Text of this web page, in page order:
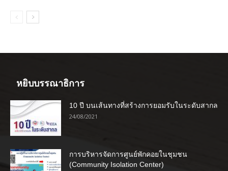
หยิบบรรณาธิการ
10 ปี บนเส้นทางที่สร้างการยอมรับในระดับสากล
24/08/2021
การบริหารจัดการศูนย์พักคอยในชุมชน
(Community Isolation Center)